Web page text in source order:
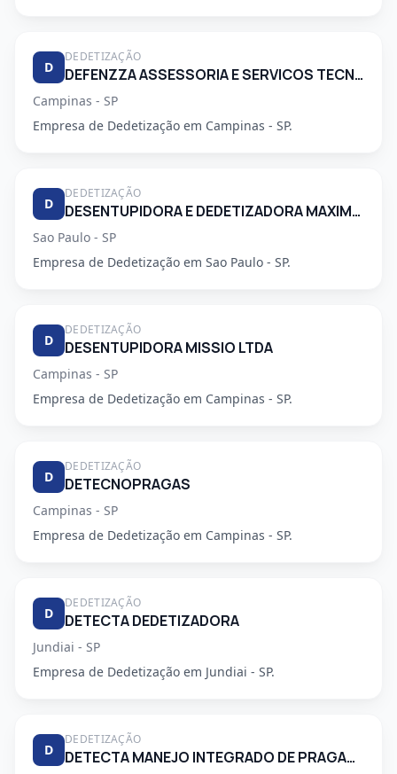
D
DEDETIZAÇÃO
DEFENZZA ASSESSORIA E SERVICOS TECNICOS LTDA
Campinas - SP
Empresa de Dedetização em Campinas - SP.
D
DEDETIZAÇÃO
DESENTUPIDORA E DEDETIZADORA MAXIMO EMPENHO LTDA
Sao Paulo - SP
Empresa de Dedetização em Sao Paulo - SP.
D
DEDETIZAÇÃO
DESENTUPIDORA MISSIO LTDA
Campinas - SP
Empresa de Dedetização em Campinas - SP.
D
DEDETIZAÇÃO
DETECNOPRAGAS
Campinas - SP
Empresa de Dedetização em Campinas - SP.
D
DEDETIZAÇÃO
DETECTA DEDETIZADORA
Jundiai - SP
Empresa de Dedetização em Jundiai - SP.
D
DEDETIZAÇÃO
DETECTA MANEJO INTEGRADO DE PRAGAS URBANAS